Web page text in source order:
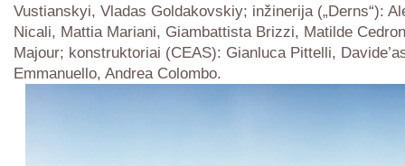
Vustianskyi, Vladas Goldakovskiy; inžinerija („Derns“):
Nicali, Mattia Mariani, Giambattista Brizzi, Matilde
Majour; konstruktoriai (CEAS): Gianluca Pittelli,
Emmanuello, Andrea Colombo.